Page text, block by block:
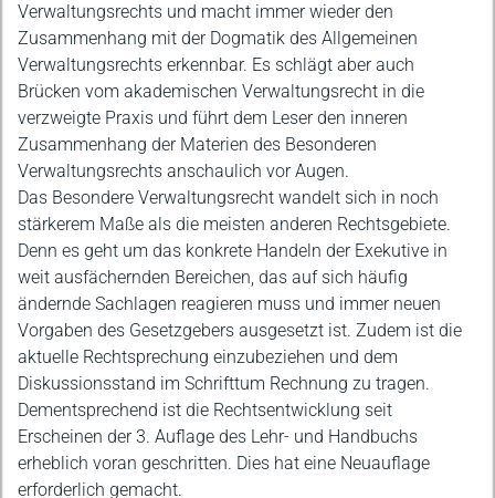
Verwaltungsrechts und macht immer wieder den
Zusammenhang mit der Dogmatik des Allgemeinen
Verwaltungsrechts erkennbar. Es schlägt aber auch
Brücken vom akademischen Verwaltungsrecht in die
verzweigte Praxis und führt dem Leser den inneren
Zusammenhang der Materien des Besonderen
Verwaltungsrechts anschaulich vor Augen.
Das Besondere Verwaltungsrecht wandelt sich in noch
stärkerem Maße als die meisten anderen Rechtsgebiete.
Denn es geht um das konkrete Handeln der Exekutive in
weit ausfächernden Bereichen, das auf sich häufig
ändernde Sachlagen reagieren muss und immer neuen
Vorgaben des Gesetzgebers ausgesetzt ist. Zudem ist die
aktuelle Rechtsprechung einzubeziehen und dem
Diskussionsstand im Schrifttum Rechnung zu tragen.
Dementsprechend ist die Rechtsentwicklung seit
Erscheinen der 3. Auflage des Lehr- und Handbuchs
erheblich voran geschritten. Dies hat eine Neuauflage
erforderlich gemacht.